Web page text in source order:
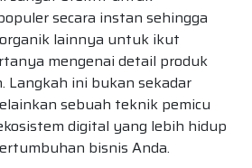
secara instan sehingga
lainnya untuk ikut
mengenai detail produk
Langkah ini bukan sekadar
sebuah teknik pemicu
digital yang lebih hidup
bisnis Anda.